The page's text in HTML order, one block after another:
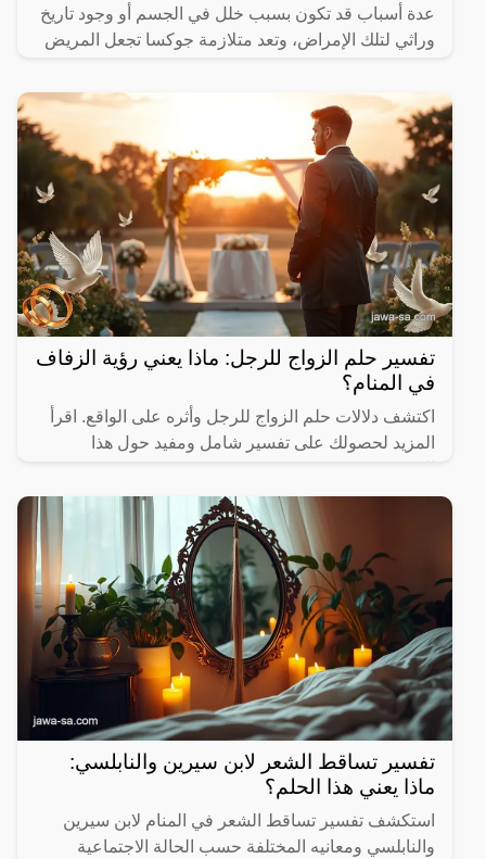
عدة أسباب قد تكون بسبب خلل في الجسم أو وجود تاريخ
وراثي لتلك الإمراض، وتعد متلازمة جوكسا تجعل المريض
تفسير حلم الزواج للرجل: ماذا يعني رؤية الزفاف
في المنام؟
اكتشف دلالات حلم الزواج للرجل وأثره على الواقع. اقرأ
المزيد لحصولك على تفسير شامل ومفيد حول هذا
تفسير تساقط الشعر لابن سيرين والنابلسي:
ماذا يعني هذا الحلم؟
استكشف تفسير تساقط الشعر في المنام لابن سيرين
والنابلسي ومعانيه المختلفة حسب الحالة الاجتماعية